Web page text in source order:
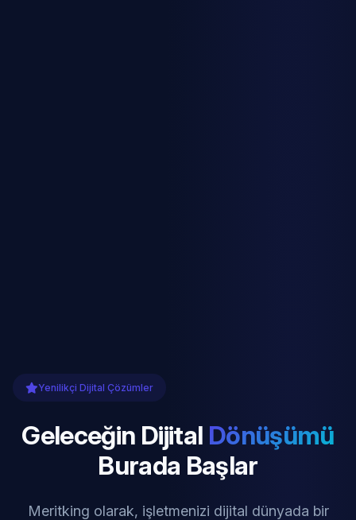
Yenilikçi Dijital Çözümler
Geleceğin Dijital Dönüşümü
Burada Başlar
Meritking olarak, işletmenizi dijital dünyada bir